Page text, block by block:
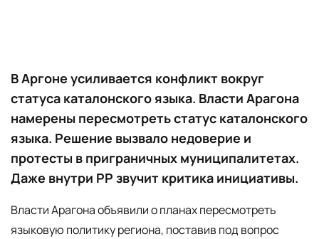
В Аргоне усиливается конфликт вокруг
статуса каталонского языка. Власти Арагона
намерены пересмотреть статус каталонского
языка. Решение вызвало недоверие и
протесты в приграничных муниципалитетах.
Даже внутри PP звучит критика инициативы.
Власти Арагона объявили о планах пересмотреть
языковую политику региона, поставив под вопрос